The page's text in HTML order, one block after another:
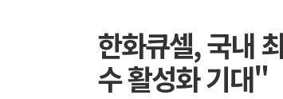
한화큐셀, 국내
수 활성화 기대"